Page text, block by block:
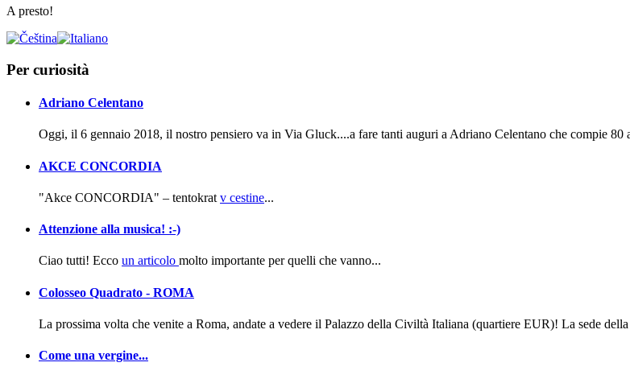
A presto!
Per curiosità
Adriano Celentano
Oggi, il 6 gennaio 2018, il nostro pensiero va in Via Gluck....a fare tanti auguri a Adriano Celentano che compie 80
AKCE CONCORDIA
"Akce CONCORDIA" – tentokrat v cestine...
Attenzione alla musica! :-)
Ciao tutti! Ecco un articolo molto importante per quelli che vanno...
Colosseo Quadrato - ROMA
La prossima volta che venite a Roma, andate a vedere il Palazzo della Civiltà Italiana (quartiere EUR)! La sede
Come una vergine...